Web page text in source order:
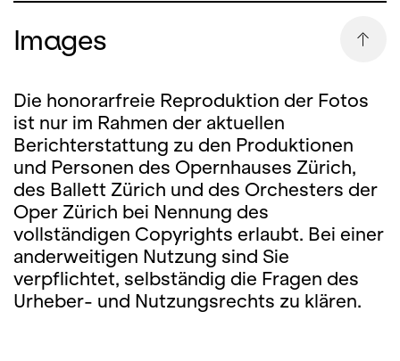
Images
Die honorarfreie Reproduktion der Fotos
ist nur im Rahmen der aktuellen
Berichterstattung zu den Produktionen
und Personen des Opernhauses Zürich,
des Ballett Zürich und des Orchesters der
Oper Zürich bei Nennung des
vollständigen Copyrights erlaubt. Bei einer
anderweitigen Nutzung sind Sie
verpflichtet, selbständig die Fragen des
Urheber- und Nutzungsrechts zu klären.